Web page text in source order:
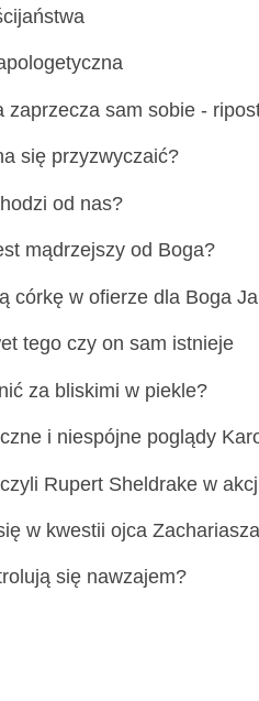
zaprzecza sam sobie -
się przyzwyczaić?
od nas?
mądrzejszy od Boga?
córkę w ofierze dla Boga
tego czy on sam istnieje
za bliskimi w piekle?
i niespójne poglądy
Rupert Sheldrake w
w kwestii ojca
się nawzajem?